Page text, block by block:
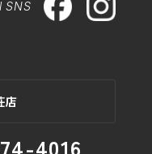
SNS
店
4016